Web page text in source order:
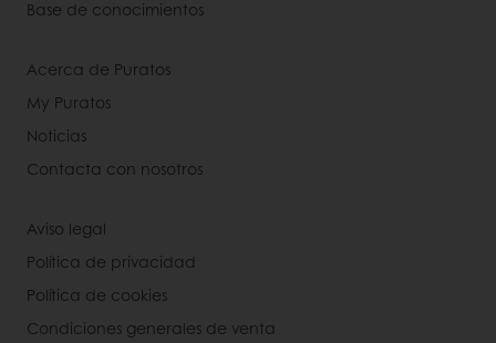
Base de conocimientos
Acerca de Puratos
My Puratos
Noticias
Contacta con nosotros
Aviso legal
Política de privacidad
Política de cookies
Condiciones generales de venta